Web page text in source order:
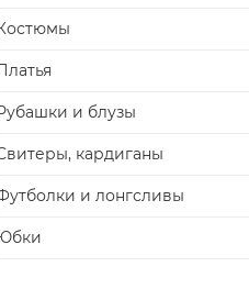
и блузы
кардиганы
и лонгсливы